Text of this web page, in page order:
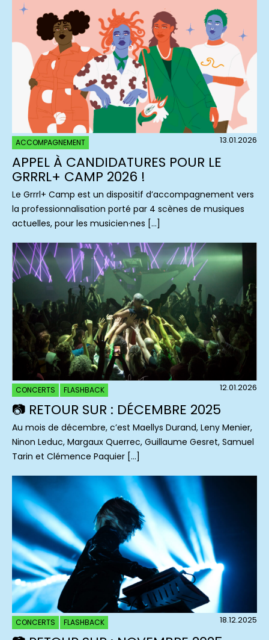
ACCOMPAGNEMENT 13.01.2026
APPEL À CANDIDATURES POUR LE
GRRRL+ CAMP 2026 !
Le Grrrl+ Camp est un dispositif d’accompagnement vers
la professionnalisation porté par 4 scènes de musiques
actuelles, pour les musicien·nes […]
CONCERTS FLASHBACK 12.01.2026
📷 RETOUR SUR : DÉCEMBRE 2025
Au mois de décembre, c’est Maellys Durand, Leny Menier,
Ninon Leduc, Margaux Querrec, Guillaume Gesret, Samuel
Tarin et Clémence Paquier […]
CONCERTS FLASHBACK 18.12.2025